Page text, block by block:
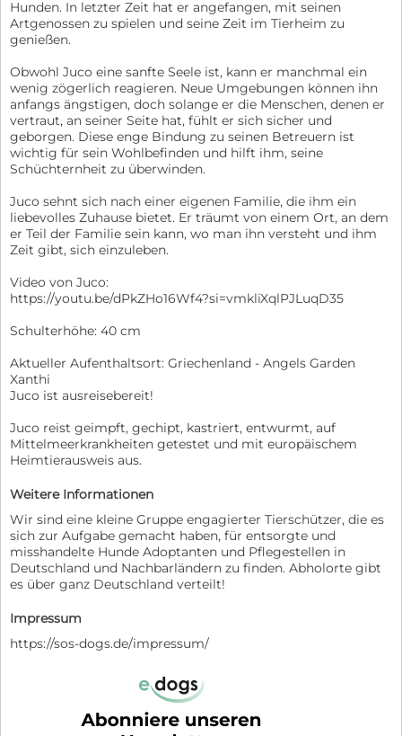
Hunden. In letzter Zeit hat er angefangen, mit seinen
Artgenossen zu spielen und seine Zeit im Tierheim zu
genießen.
Obwohl Juco eine sanfte Seele ist, kann er manchmal ein
wenig zögerlich reagieren. Neue Umgebungen können ihn
anfangs ängstigen, doch solange er die Menschen, denen er
vertraut, an seiner Seite hat, fühlt er sich sicher und
geborgen. Diese enge Bindung zu seinen Betreuern ist
wichtig für sein Wohlbefinden und hilft ihm, seine
Schüchternheit zu überwinden.
Juco sehnt sich nach einer eigenen Familie, die ihm ein
liebevolles Zuhause bietet. Er träumt von einem Ort, an dem
er Teil der Familie sein kann, wo man ihn versteht und ihm
Zeit gibt, sich einzuleben.
Video von Juco:
https://youtu.be/dPkZHo16Wf4?si=vmkliXqlPJLuqD35
Schulterhöhe: 40 cm
Aktueller Aufenthaltsort: Griechenland - Angels Garden
Xanthi
Juco ist ausreisebereit!
Juco reist geimpft, gechipt, kastriert, entwurmt, auf
Mittelmeerkrankheiten getestet und mit europäischem
Heimtierausweis aus.
Weitere Informationen
Wir sind eine kleine Gruppe engagierter Tierschützer, die es
sich zur Aufgabe gemacht haben, für entsorgte und
misshandelte Hunde Adoptanten und Pflegestellen in
Deutschland und Nachbarländern zu finden. Abholorte gibt
es über ganz Deutschland verteilt!
Impressum
https://sos-dogs.de/impressum/